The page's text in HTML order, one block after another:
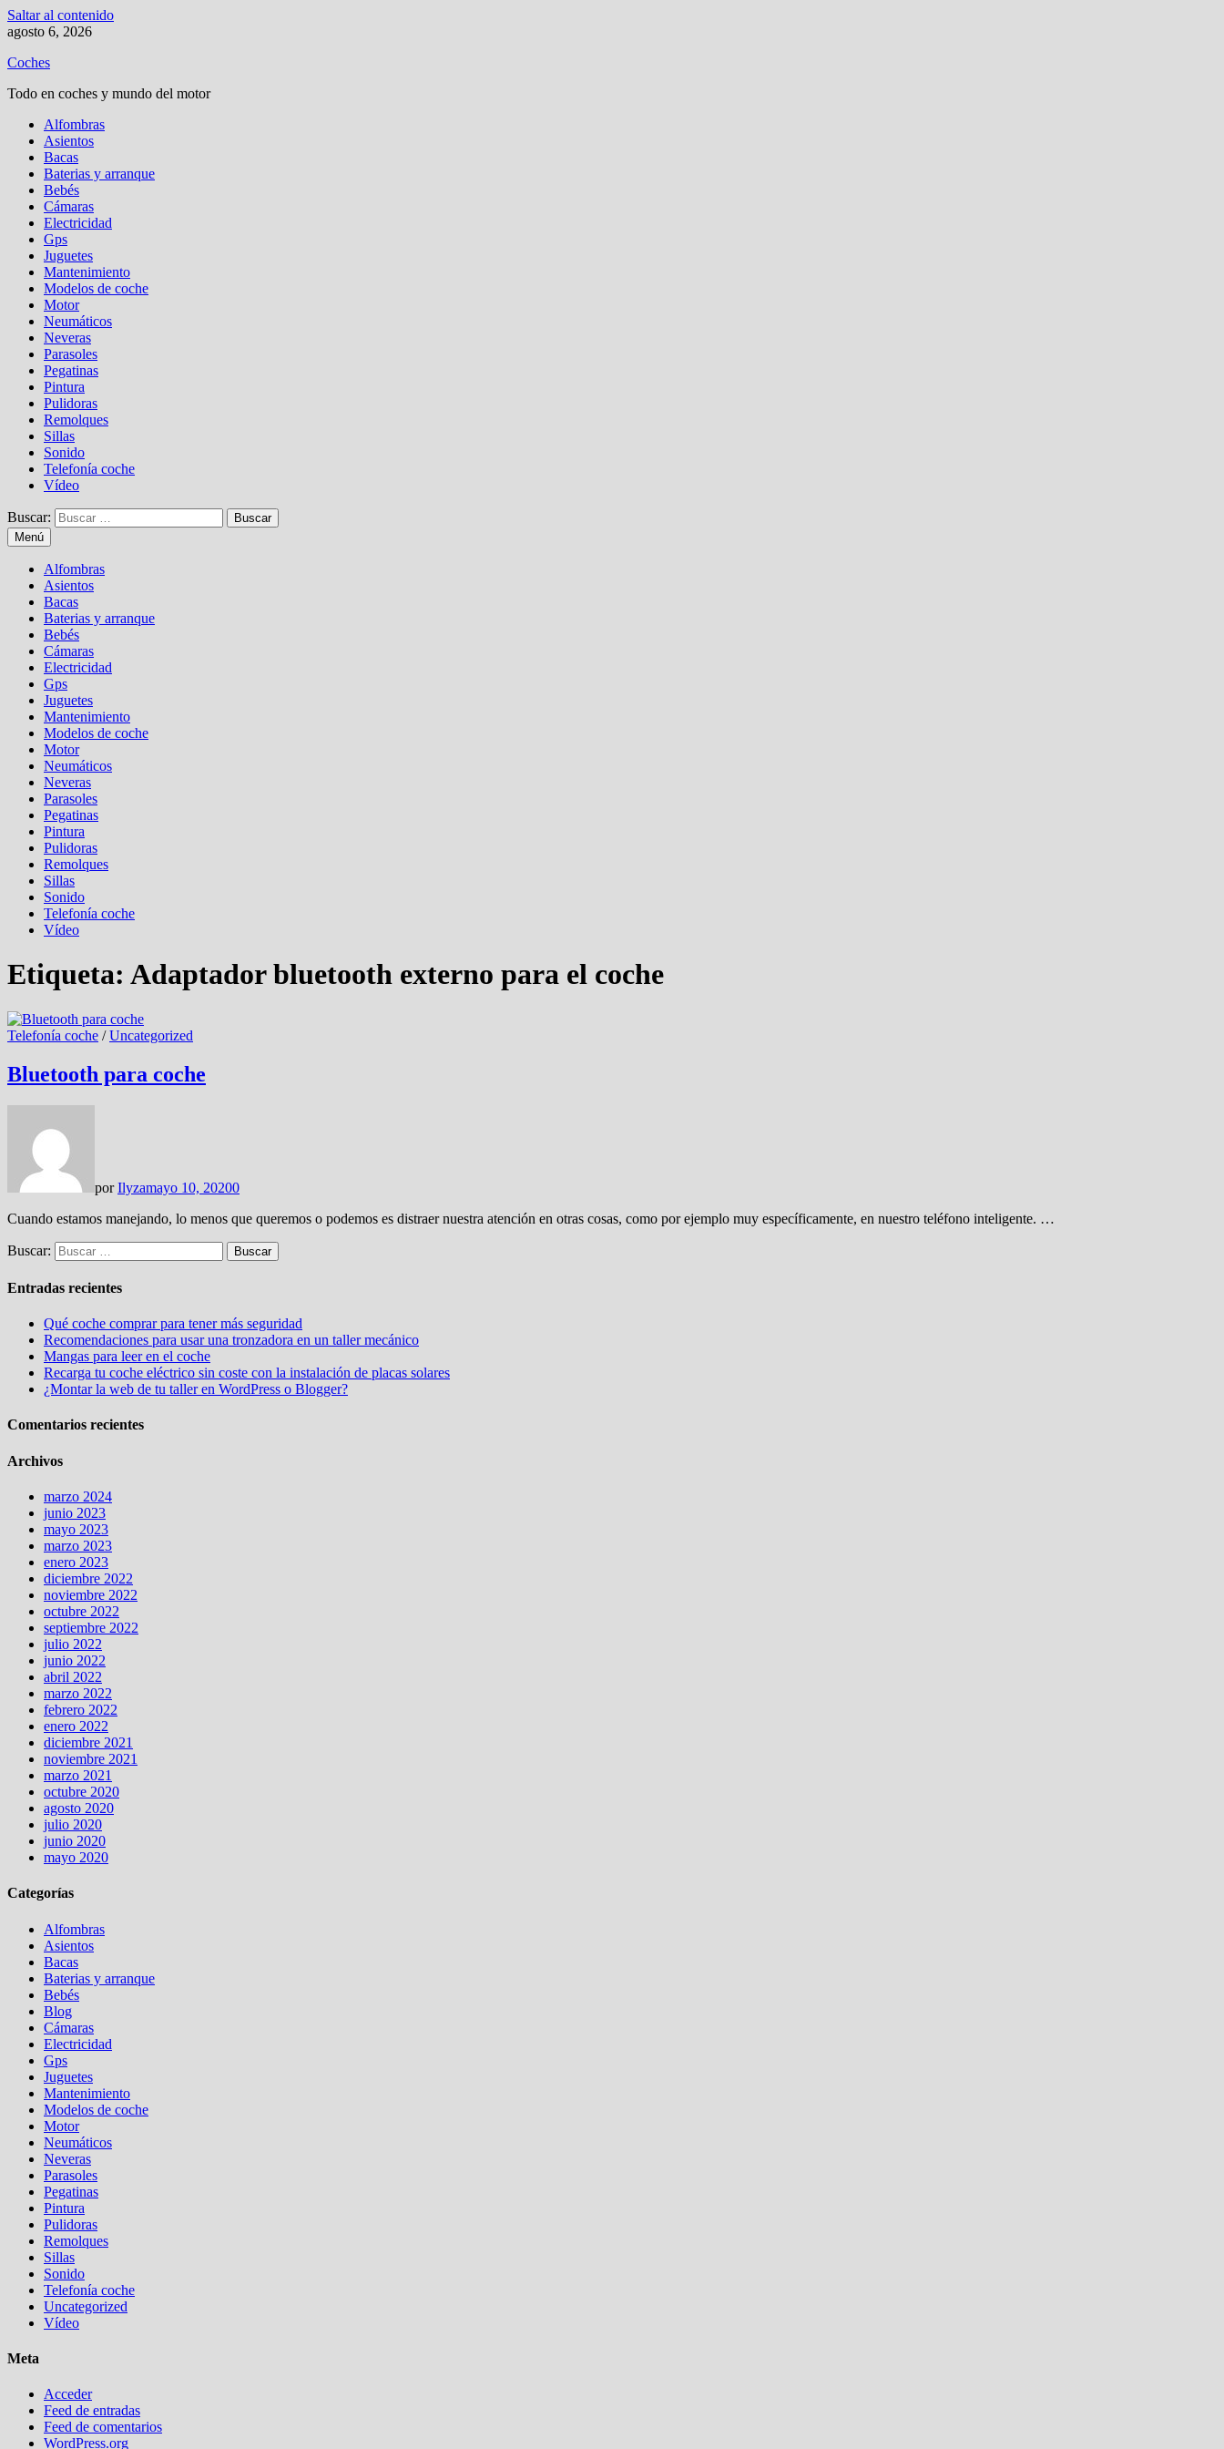
Saltar al contenido
agosto 6, 2026
Coches
Todo en coches y mundo del motor
Alfombras
Asientos
Bacas
Baterias y arranque
Bebés
Cámaras
Electricidad
Gps
Juguetes
Mantenimiento
Modelos de coche
Motor
Neumáticos
Neveras
Parasoles
Pegatinas
Pintura
Pulidoras
Remolques
Sillas
Sonido
Telefonía coche
Vídeo
Buscar:
Menú
Alfombras
Asientos
Bacas
Baterias y arranque
Bebés
Cámaras
Electricidad
Gps
Juguetes
Mantenimiento
Modelos de coche
Motor
Neumáticos
Neveras
Parasoles
Pegatinas
Pintura
Pulidoras
Remolques
Sillas
Sonido
Telefonía coche
Vídeo
Etiqueta: Adaptador bluetooth externo para el coche
Telefonía coche /Uncategorized
Bluetooth para coche
porIlyzamayo 10, 20200
Cuando estamos manejando, lo menos que queremos o podemos es distraer nuestra atención en otras cosas, como por ejemplo muy específicamente, en nuestro teléfono inteligente. …
Buscar:
Entradas recientes
Qué coche comprar para tener más seguridad
Recomendaciones para usar una tronzadora en un taller mecánico
Mangas para leer en el coche
Recarga tu coche eléctrico sin coste con la instalación de placas solares
¿Montar la web de tu taller en WordPress o Blogger?
Comentarios recientes
Archivos
marzo 2024
junio 2023
mayo 2023
marzo 2023
enero 2023
diciembre 2022
noviembre 2022
octubre 2022
septiembre 2022
julio 2022
junio 2022
abril 2022
marzo 2022
febrero 2022
enero 2022
diciembre 2021
noviembre 2021
marzo 2021
octubre 2020
agosto 2020
julio 2020
junio 2020
mayo 2020
Categorías
Alfombras
Asientos
Bacas
Baterias y arranque
Bebés
Blog
Cámaras
Electricidad
Gps
Juguetes
Mantenimiento
Modelos de coche
Motor
Neumáticos
Neveras
Parasoles
Pegatinas
Pintura
Pulidoras
Remolques
Sillas
Sonido
Telefonía coche
Uncategorized
Vídeo
Meta
Acceder
Feed de entradas
Feed de comentarios
WordPress.org